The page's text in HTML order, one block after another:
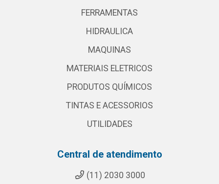
FERRAMENTAS
HIDRAULICA
MAQUINAS
MATERIAIS ELETRICOS
PRODUTOS QUÍMICOS
TINTAS E ACESSORIOS
UTILIDADES
Central de atendimento
(11) 2030 3000